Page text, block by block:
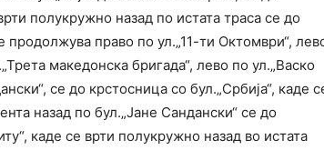
полукружно назад по истата траса се до
право по ул.„11-ти Октомври“,
македонска бригада“, лево по ул.„Васко
се до крстосница со бул.„Србија“, каде
назад по бул.„Јане Сандански“ се до
каде се врти полукружно назад во истата